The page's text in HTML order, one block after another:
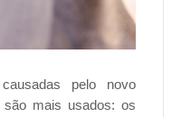
pelo novo
mais usados: os